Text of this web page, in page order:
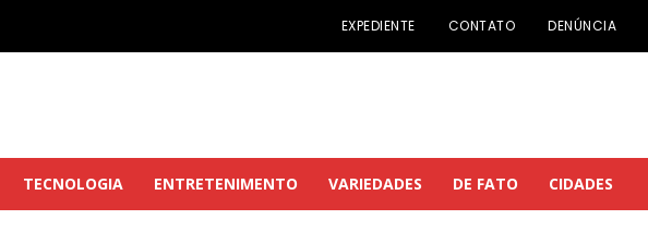
EXPEDIENTE CONTATO DENÚNCIA
TECNOLOGIA ENTRETENIMENTO VARIEDADES DE FATO CIDADES